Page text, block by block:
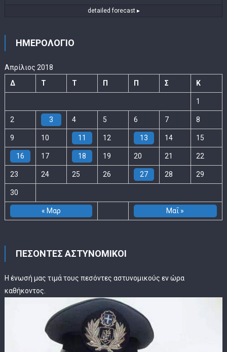
detailed forecast ▸
ΗΜΕΡΟΛΟΓΙΟ
Απρίλιος 2018
Δ
Τ Τ Π Π Σ Κ
« Μαρ Μαΐ »
1
2 3 4 5 6 7 8
9 10 11 12 13 14 15
16 17 18 19 20 21 22
23 24 25 26 27 28 29
30
ΠΕΣΟΝΤΕΣ ΑΣΤΥΝΟΜΙΚΟΙ
Η ένωσή μας τιμά τους πεσόντες αστυνομικούς εν ώρα
καθήκοντος.